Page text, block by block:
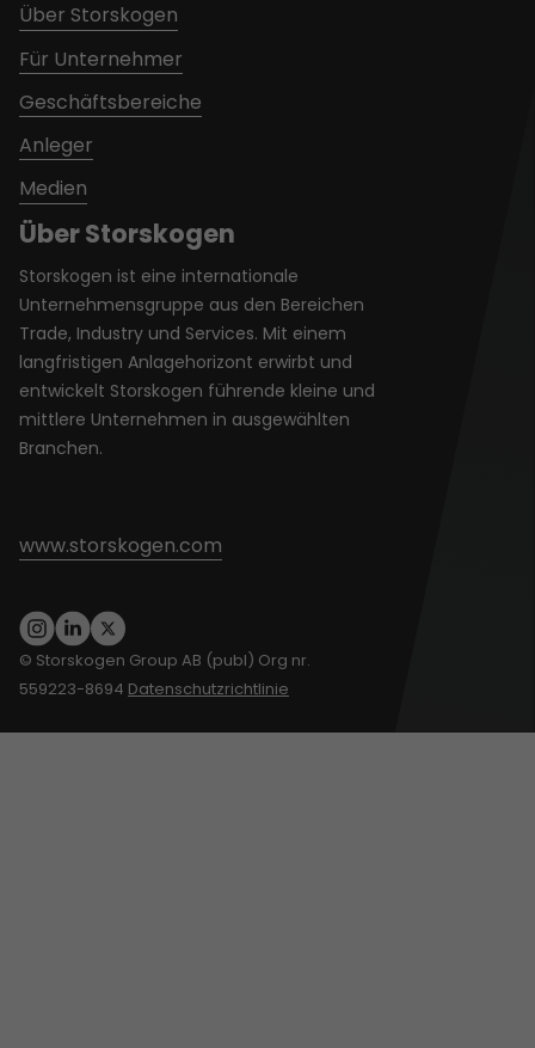
Über Storskogen
Storskogen ist eine internationale
Unternehmensgruppe aus den Bereichen
Trade, Industry und Services. Mit einem
langfristigen Anlagehorizont erwirbt und
entwickelt Storskogen führende kleine und
mittlere Unternehmen in ausgewählten
Branchen.
www.storskogen.com
Über Storskogen
Für Unternehmer
Geschäftsbereiche
Anleger
Medien
© Storskogen Group AB (publ) Org nr.
559223-8694 Datenschutzrichtlinie